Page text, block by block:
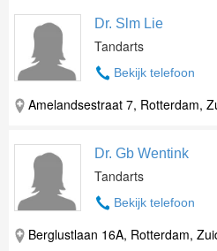
Dr. Slm Lie
Tandarts
Bekijk telefoon
Amelandsestraat 7, Rotterdam,
Dr. Gb Wentink
Tandarts
Bekijk telefoon
Berglustlaan 16A, Rotterdam,